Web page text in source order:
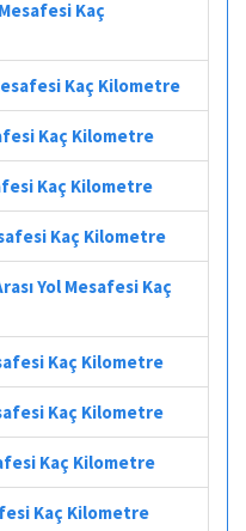
Kaç
Kaç Kilometre
Kaç Kilometre
Kaç Kilometre
Kaç Kilometre
Yol Mesafesi Kaç
Kaç Kilometre
Kaç Kilometre
Kaç Kilometre
Kaç Kilometre